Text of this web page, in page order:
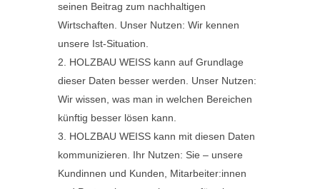
seinen Beitrag zum nachhaltigen
Wirtschaften. Unser Nutzen: Wir kennen
unsere Ist-Situation.
HOLZBAU WEISS kann auf Grundlage
dieser Daten besser werden. Unser Nutzen:
Wir wissen, was man in welchen Bereichen
künftig besser lösen kann.
HOLZBAU WEISS kann mit diesen Daten
kommunizieren. Ihr Nutzen: Sie – unsere
Kundinnen und Kunden, Mitarbeiter:innen